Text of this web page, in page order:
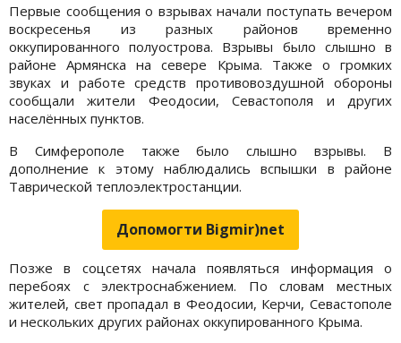
Первые сообщения о взрывах начали поступать вечером
воскресенья из разных районов временно
оккупированного полуострова. Взрывы было слышно в
районе Армянска на севере Крыма. Также о громких
звуках и работе средств противовоздушной обороны
сообщали жители Феодосии, Севастополя и других
населённых пунктов.
В Симферополе также было слышно взрывы. В
дополнение к этому наблюдались вспышки в районе
Таврической теплоэлектростанции.
Допомогти Bigmir)net
Позже в соцсетях начала появляться информация о
перебоях с электроснабжением. По словам местных
жителей, свет пропадал в Феодосии, Керчи, Севастополе
и нескольких других районах оккупированного Крыма.